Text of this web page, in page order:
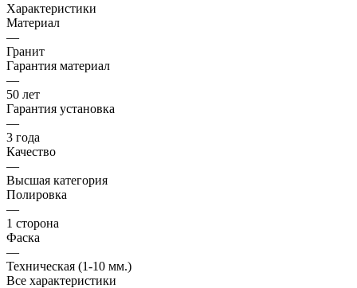
Характеристики
Материал
—
Гранит
Гарантия материал
—
50 лет
Гарантия установка
—
3 года
Качество
—
Высшая категория
Полировка
—
1 сторона
Фаска
—
Техническая (1-10 мм.)
Все характеристики